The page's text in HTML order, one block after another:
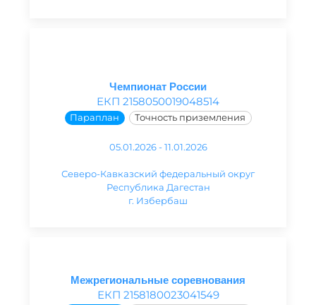
Чемпионат России
ЕКП 2158050019048514
Параплан Точность приземления
05.01.2026 - 11.01.2026
Северо-Кавказский федеральный округ
Республика Дагестан
г. Избербаш
Межрегиональные соревнования
ЕКП 2158180023041549